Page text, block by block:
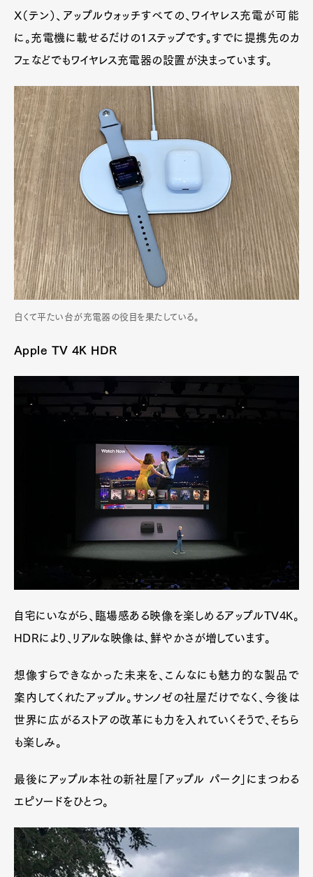
X（テン）、アップルウォッチすべての、ワイヤレス充電が可能
に。充電機に載せるだけの1ステップです。すでに提携先のカ
フェなどでもワイヤレス充電器の設置が決まっています。
白くて平たい台が充電器の役目を果たしている。
Apple TV 4K HDR
自宅にいながら、臨場感ある映像を楽しめるアップルTV4K。
HDRにより、リアルな映像は、鮮やかさが増しています。
想像すらできなかった未来を、こんなにも魅力的な製品で
案内してくれたアップル。サンノゼの社屋だけでなく、今後は
世界に広がるストアの改革にも力を入れていくそうで、そちら
も楽しみ。
最後にアップル本社の新社屋「アップル パーク」にまつわる
エピソードをひとつ。